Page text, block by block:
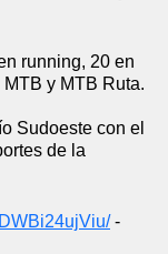
running, 20 en
y MTB Ruta.
Sudoeste con el
de la